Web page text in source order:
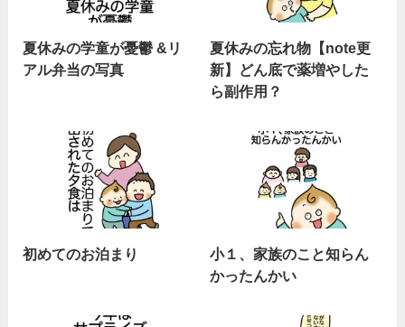
夏休みの学童が憂鬱 &リ
アル弁当の写真
夏休みの忘れ物【note更
新】どん底で薬増やした
ら副作用？
初めてのお泊まり
小１、家族のこと知らん
かったんかい